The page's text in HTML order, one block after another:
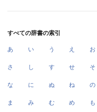
すべての辞書の索引
あ い う え お
さ し す せ そ
な に ぬ ね の
ま み む め も